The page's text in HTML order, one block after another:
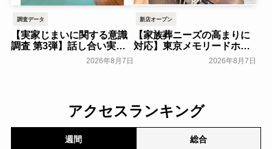
調査データ
【実家じまいに関する意識
調査 第3弾】話し合い実施
率は29.5％で前回から低
下。「大相続時代」でも家
2026年8月7日
新店オープン
【家族葬ニーズの高まりに
対応】東京メモリードホー
ルに貸切型家族葬空間『第
８ホール～Living～』オー
2026年8月7日
アクセスランキング
週間 総合